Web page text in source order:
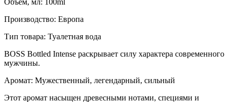
Объём, мл: 100ml
Производство: Европа
Тип товара: Туалетная вода
BOSS Bottled Intense раскрывает силу характера современного
мужчины.
Аромат: Мужественный, легендарный, сильный
Этот аромат насыщен древесными нотами, специями и